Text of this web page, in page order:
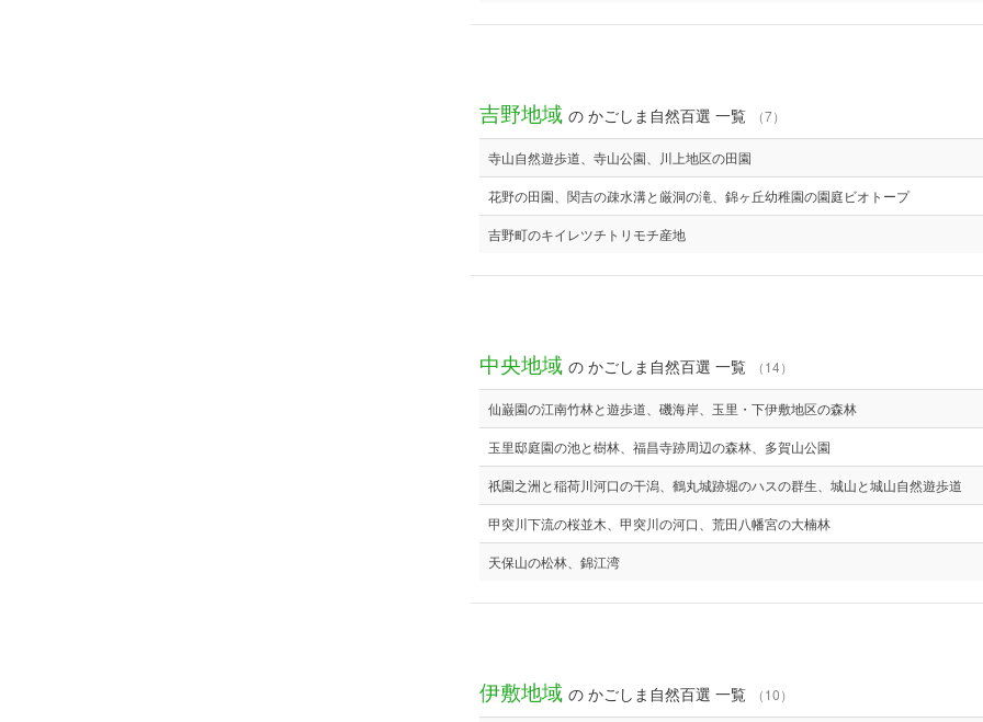
吉野地域 の かごしま自然百選 一覧 （7）
寺山自然遊歩道、寺山公園、川上地区の田園
花野の田園、関吉の疎水溝と厳洞の滝、錦ヶ丘幼稚園の園庭ビオトープ
吉野町のキイレツチトリモチ産地
中央地域 の かごしま自然百選 一覧 （14）
仙巌園の江南竹林と遊歩道、磯海岸、玉里・下伊敷地区の森林
玉里邸庭園の池と樹林、福昌寺跡周辺の森林、多賀山公園
祇園之洲と稲荷川河口の干潟、鶴丸城跡堀のハスの群生、城山と城山自然遊歩道
甲突川下流の桜並木、甲突川の河口、荒田八幡宮の大楠林
天保山の松林、錦江湾
伊敷地域 の かごしま自然百選 一覧 （10）